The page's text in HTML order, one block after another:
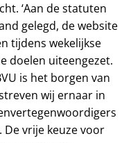
‘Aan de statuten
gelegd, de website
tijdens wekelijkse
doelen uiteengezet.
is het borgen van
wij ernaar in
vrije keuze voor